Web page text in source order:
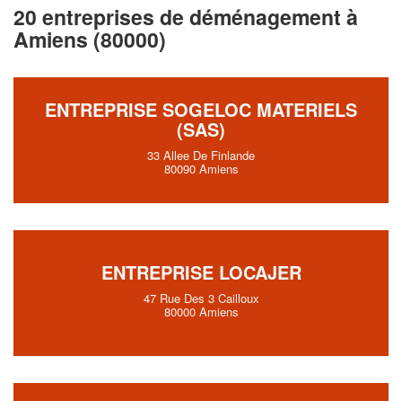
20 entreprises de déménagement à
Amiens (80000)
ENTREPRISE SOGELOC MATERIELS
(SAS)
33 Allee De Finlande
80090 Amiens
ENTREPRISE LOCAJER
47 Rue Des 3 Cailloux
80000 Amiens